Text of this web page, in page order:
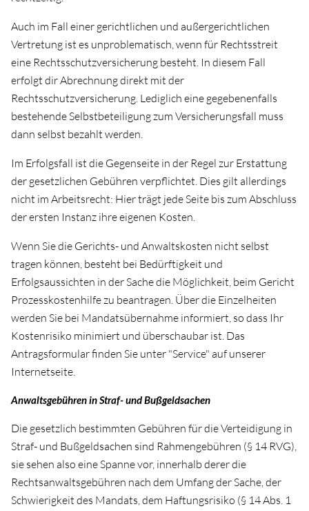
Auch im Fall einer gerichtlichen und außergerichtlichen
Vertretung ist es unproblematisch, wenn für Rechtsstreit
eine Rechtsschutzversicherung besteht. In diesem Fall
erfolgt dir Abrechnung direkt mit der
Rechtsschutzversicherung. Lediglich eine gegebenenfalls
bestehende Selbstbeteiligung zum Versicherungsfall muss
dann selbst bezahlt werden.
Im Erfolgsfall ist die Gegenseite in der Regel zur Erstattung
der gesetzlichen Gebühren verpflichtet. Dies gilt allerdings
nicht im Arbeitsrecht: Hier trägt jede Seite bis zum Abschluss
der ersten Instanz ihre eigenen Kosten.
Wenn Sie die Gerichts- und Anwaltskosten nicht selbst
tragen können, besteht bei Bedürftigkeit und
Erfolgsaussichten in der Sache die Möglichkeit, beim Gericht
Prozesskostenhilfe zu beantragen. Über die Einzelheiten
werden Sie bei Mandatsübernahme informiert, so dass Ihr
Kostenrisiko minimiert und überschaubar ist. Das
Antragsformular finden Sie unter "Service" auf unserer
Internetseite.
Anwaltsgebühren in Straf- und Bußgeldsachen
Die gesetzlich bestimmten Gebühren für die Verteidigung in
Straf- und Bußgeldsachen sind Rahmengebühren (§ 14 RVG),
sie sehen also eine Spanne vor, innerhalb derer die
Rechtsanwaltsgebühren nach dem Umfang der Sache, der
Schwierigkeit des Mandats, dem Haftungsrisiko (§ 14 Abs. 1